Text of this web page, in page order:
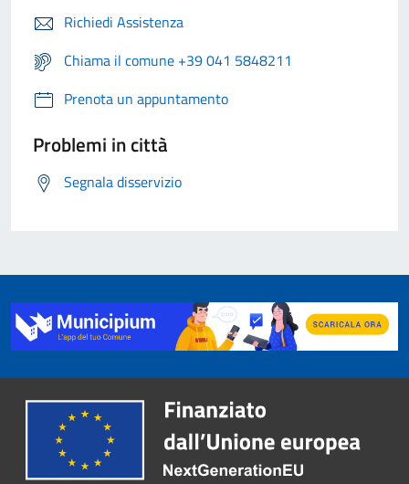
Richiedi Assistenza
Chiama il comune +39 041 5848211
Prenota un appuntamento
Problemi in città
Segnala disservizio